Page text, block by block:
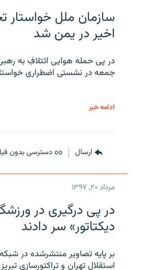
سازمان ملل خواستار
اخیر در یمن شد
در پی حمله هوایی ائتلافِ به
جمعه در نشستی اضطراری
ادامه خبر
ارسال دسترسی بدون
مرداد ۲۰, ۱۳۹۷
در پی درگیری در
دیکتاتور» سر دادند
بر پایه تصاویر منتشرشده در
استقلال تهران و تراکتورسازی